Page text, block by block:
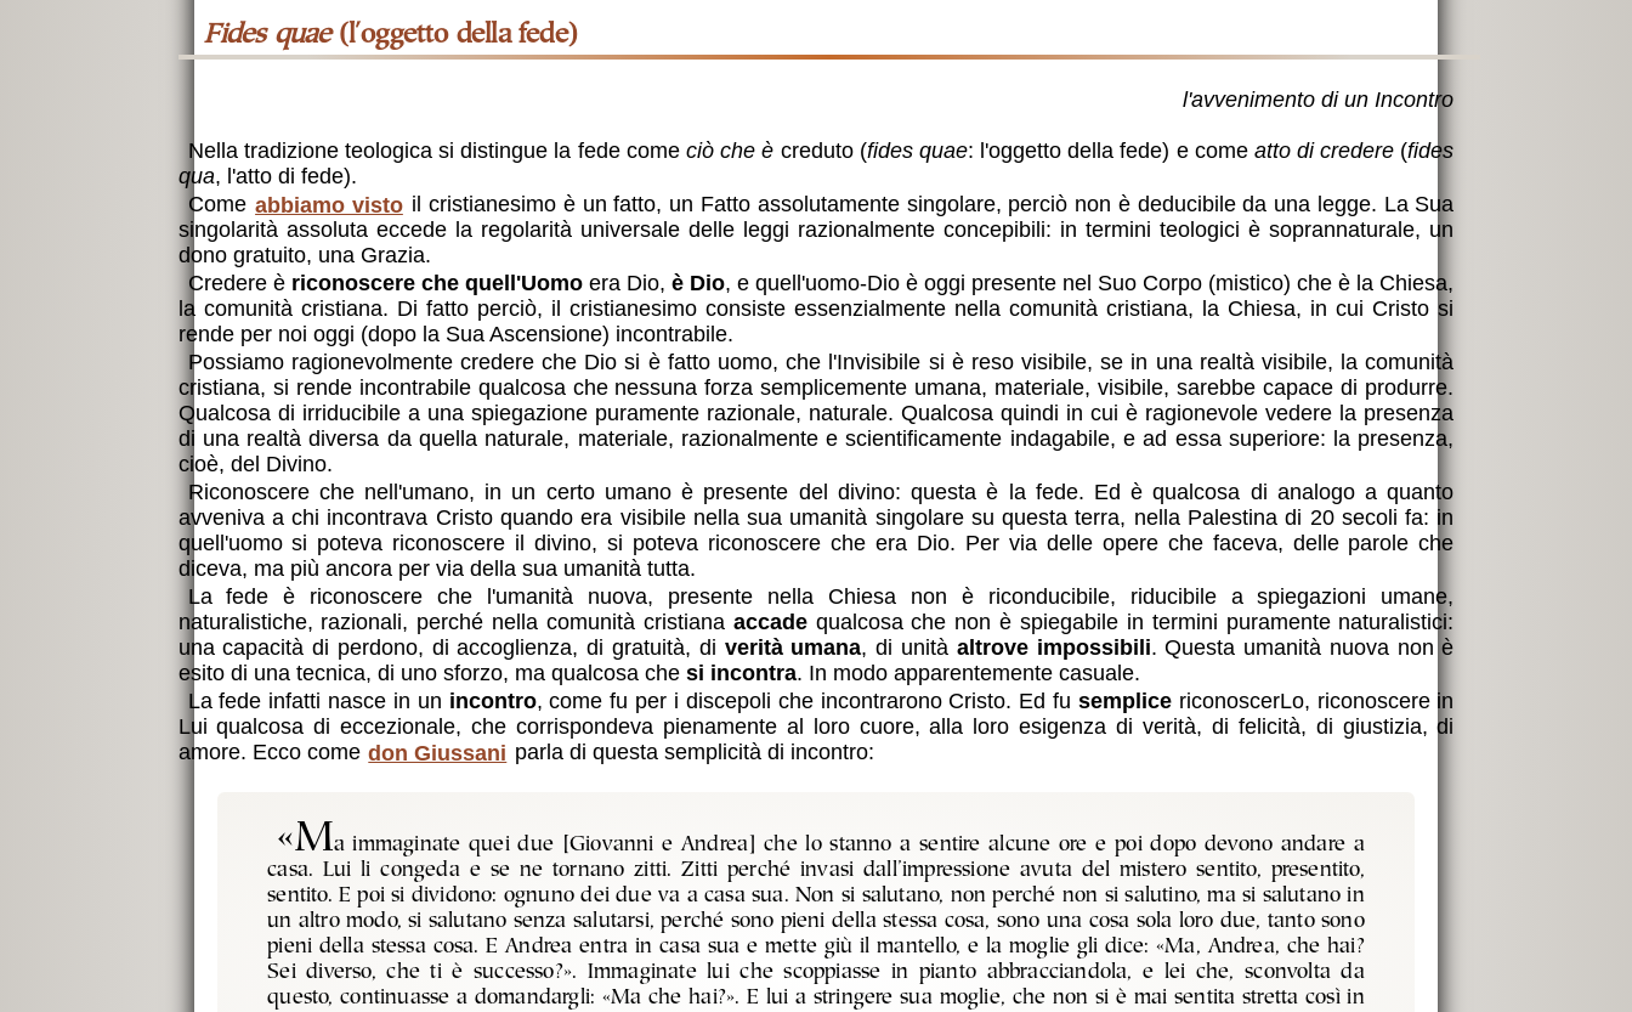
Fides quae(l'oggetto della fede)
l'avvenimento di un Incontro
Nella tradizione teologica si distingue la fede come ciò che è creduto (fides quae: l'oggetto della fede) e come atto di credere (fides
qua, l'atto di fede).
Come abbiamo visto il cristianesimo è un fatto, un Fatto assolutamente singolare, perciò non è deducibile da una legge. La Sua
singolarità assoluta eccede la regolarità universale delle leggi razionalmente concepibili: in termini teologici è soprannaturale, un
dono gratuito, una Grazia.
Credere è riconoscere che quell'Uomoera Dio, è Dio, e quell'uomo-Dio è oggi presente nel Suo Corpo (mistico) che è la Chiesa,
la comunità cristiana. Di fatto perciò, il cristianesimo consiste essenzialmente nella comunità cristiana, la Chiesa, in cui Cristo si
rende per noi oggi (dopo la Sua Ascensione) incontrabile.
Possiamo ragionevolmente credere che Dio si è fatto uomo, che l'Invisibile si è reso visibile, se in una realtà visibile, la comunità
cristiana, si rende incontrabile qualcosa che nessuna forza semplicemente umana, materiale, visibile, sarebbe capace di produrre.
Qualcosa di irriducibile a una spiegazione puramente razionale, naturale. Qualcosa quindi in cui è ragionevole vedere la presenza
di una realtà diversa da quella naturale, materiale, razionalmente e scientificamente indagabile, e ad essa superiore: la presenza,
cioè, del Divino.
Riconoscere che nell'umano, in un certo umano è presente del divino: questa è la fede. Ed è qualcosa di analogo a quanto
avveniva a chi incontrava Cristo quando era visibile nella sua umanità singolare su questa terra, nella Palestina di 20 secoli fa: in
quell'uomo si poteva riconoscere il divino, si poteva riconoscere che era Dio. Per via delle opere che faceva, delle parole che
diceva, ma più ancora per via della sua umanità tutta.
La fede è riconoscere che l'umanità nuova, presente nella Chiesa non è riconducibile, riducibile a spiegazioni umane,
naturalistiche, razionali, perché nella comunità cristiana accadequalcosa che non è spiegabile in termini puramente naturalistici:
una capacità di perdono, di accoglienza, di gratuità, di verità umana, di unità altrove impossibili. Questa umanità nuova non è
esito di una tecnica, di uno sforzo, ma qualcosa che si incontra. In modo apparentemente casuale.
La fede infatti nasce in un incontro, come fu per i discepoli che incontrarono Cristo. Ed fu semplicericonoscerLo, riconoscere in
Lui qualcosa di eccezionale, che corrispondeva pienamente al loro cuore, alla loro esigenza di verità, di felicità, di giustizia, di
amore. Ecco come don Giussani parla di questa semplicità di incontro:
«Ma immaginate quei due [Giovanni e Andrea] che lo stanno a sentire alcune ore e poi dopo devono andare a
casa. Lui li congeda e se ne tornano zitti. Zitti perché invasi dall’impressione avuta del mistero sentito, presentito,
sentito. E poi si dividono: ognuno dei due va a casa sua. Non si salutano, non perché non si salutino, ma si salutano in
un altro modo, si salutano senza salutarsi, perché sono pieni della stessa cosa, sono una cosa sola loro due, tanto sono
pieni della stessa cosa. E Andrea entra in casa sua e mette giù il mantello, e la moglie gli dice: «Ma, Andrea, che hai?
Sei diverso, che ti è successo?». Immaginate lui che scoppiasse in pianto abbracciandola, e lei che, sconvolta da
questo, continuasse a domandargli: «Ma che hai?». E lui a stringere sua moglie, che non si è mai sentita stretta così in